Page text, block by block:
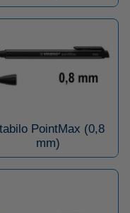
PointMax (0,8
mm)